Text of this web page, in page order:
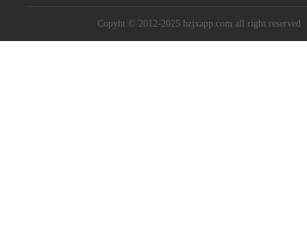
Copyht © 2012-2025 hzjxapp.com all right reserved